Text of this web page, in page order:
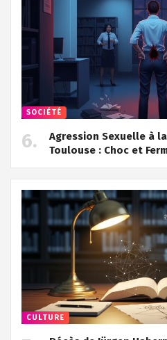
SOCIÉTÉ
Agression Sexuelle à
Toulouse : Choc et
CULTURE